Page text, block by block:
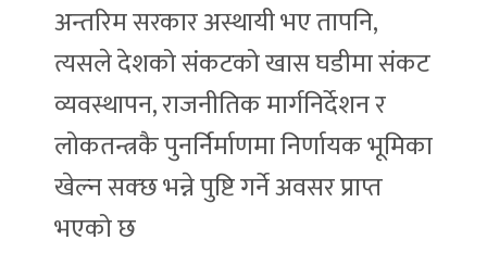
अन्तरिम सरकार अस्थायी भए तापनि,
त्यसले देशको संकटको खास घडीमा संकट
व्यवस्थापन, राजनीतिक मार्गनिर्देशन र
लोकतन्त्रकै पुनर्निर्माणमा निर्णायक भूमिका
खेल्न सक्छ भन्ने पुष्टि गर्ने अवसर प्राप्त
भएको छ